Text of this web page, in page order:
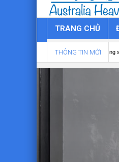
TRANG CHỦ
THÔNG TIN MỚI
Bất động sản Úc 2025 – các